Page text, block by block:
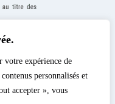
votre expérience de
personnalisés et
accepter », vous